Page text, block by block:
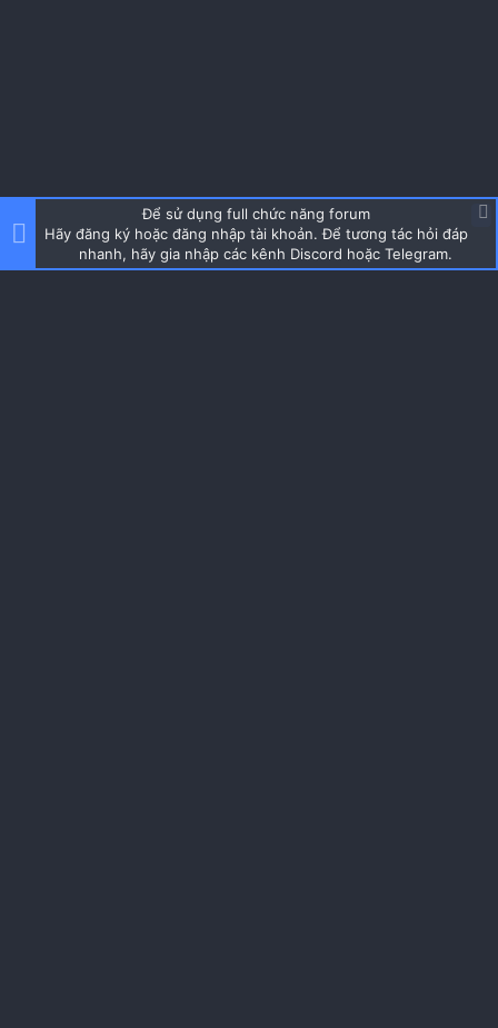
Để sử dụng full chức năng forum
Hãy đăng ký hoặc đăng nhập tài khoản. Để tương tác hỏi đáp
nhanh, hãy gia nhập các kênh Discord hoặc Telegram.